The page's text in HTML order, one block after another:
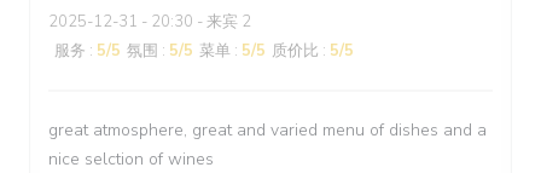
2025-12-31 - 20:30 - 来宾 2
服务 : 5/5 氛围 : 5/5 菜单 : 5/5 质价比 : 5/5
great atmosphere, great and varied menu of dishes and a
nice selction of wines